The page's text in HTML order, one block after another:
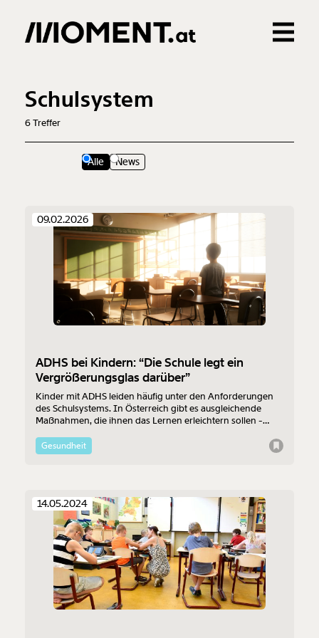
0Treffer
Schulsystem
6Treffer
Alle News
09.02.2026
ADHS bei Kindern: “Die Schule legt ein
Vergrößerungsglas darüber”
Kinder mit ADHS leiden häufig unter den Anforderungen
des Schulsystems. In Österreich gibt es ausgleichende
Maßnahmen, die ihnen das Lernen erleichtern sollen -
geht es Betroffenen und ist mit Besserung zu rechnen?
Gesundheit
14.05.2024